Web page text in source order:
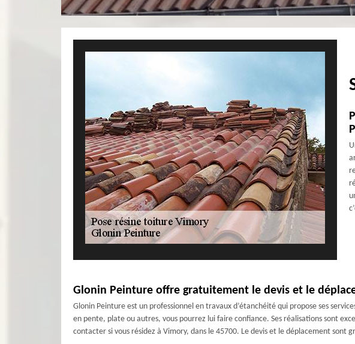
Glonin Peinture offre gratuitement le devis et le
Glonin Peinture est un professionnel en travaux d’étanchéité qui propose ses
en pente, plate ou autres, vous pourrez lui faire confiance. Ses réalisations sont
contacter si vous résidez à Vimory, dans le 45700. Le devis et le déplacement sont